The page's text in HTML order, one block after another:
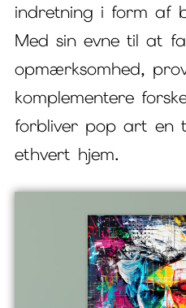
indretning i form af
Med sin evne til at
opmærksomhed,
komplementere
forbliver pop art en
ethvert hjem.